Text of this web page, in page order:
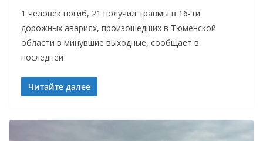
1 человек погиб, 21 получил травмы в 16-ти
дорожных авариях, произошедших в Тюменской
области в минувшие выходные, сообщает в
последней
Читайте далее